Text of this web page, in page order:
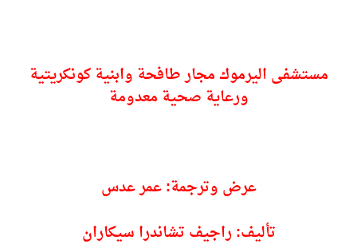
مستشفى اليرموك مجار طافحة وابنية كونكريتية
ورعاية صحية معدومة
عرض وترجمة: عمر عدس
تأليف: راجيف تشاندرا سيكاران